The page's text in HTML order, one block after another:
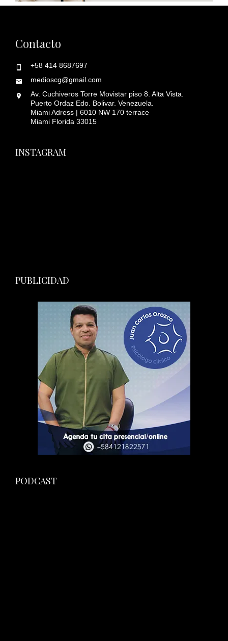
Contacto
+58 414 8687697
medioscg@gmail.com
Av. Cuchiveros Torre Movistar piso 8. Alta Vista.
Puerto Ordaz Edo. Bolivar. Venezuela.
Miami Adress | 6010 NW 170 terrace
Miami Florida 33015
INSTAGRAM
PUBLICIDAD
PODCAST